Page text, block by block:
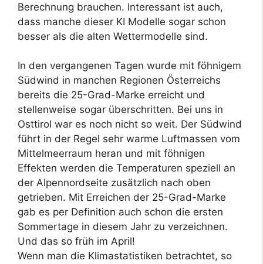
Berechnung brauchen. Interessant ist auch,
dass manche dieser KI Modelle sogar schon
besser als die alten Wettermodelle sind.
In den vergangenen Tagen wurde mit föhnigem
Südwind in manchen Regionen Österreichs
bereits die 25-Grad-Marke erreicht und
stellenweise sogar überschritten. Bei uns in
Osttirol war es noch nicht so weit. Der Südwind
führt in der Regel sehr warme Luftmassen vom
Mittelmeerraum heran und mit föhnigen
Effekten werden die Temperaturen speziell an
der Alpennordseite zusätzlich nach oben
getrieben. Mit Erreichen der 25-Grad-Marke
gab es per Definition auch schon die ersten
Sommertage in diesem Jahr zu verzeichnen.
Und das so früh im April!
Wenn man die Klimastatistiken betrachtet, so